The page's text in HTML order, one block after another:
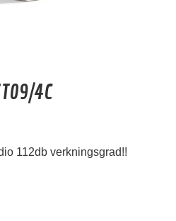
4C
112db verkningsgrad!!